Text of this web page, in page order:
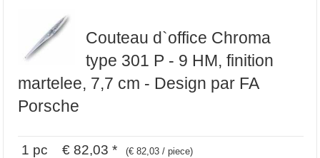
Couteau d`office Chroma
type 301 P - 9 HM, finition
martelee, 7,7 cm - Design par FA
Porsche
1 pc € 82,03 * (€ 82,03 / piece)